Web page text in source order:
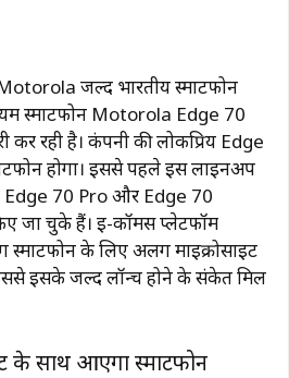
जल्द भारतीय स्मार्टफोन
स्मार्टफोन Motorola Edge 70
कर रही है। कंपनी की लोकप्रिय Edge
होगा। इससे पहले इस लाइनअप
70 Pro और Edge 70
जा चुके हैं। ई-कॉमर्स प्लेटफॉर्म
के लिए अलग माइक्रोसाइट
इसके जल्द लॉन्च होने के संकेत मिल
के साथ आएगा स्मार्टफोन